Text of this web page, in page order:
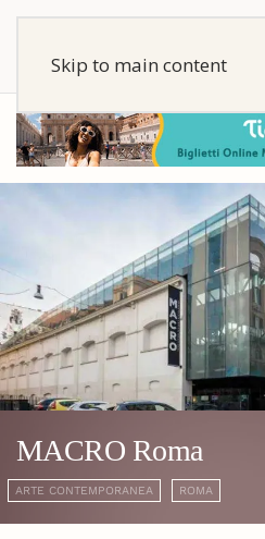
Skip to main content
MACRO Roma
ARTE CONTEMPORANEA ROMA